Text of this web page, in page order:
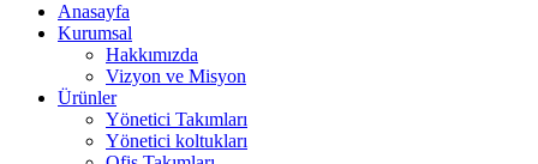
Anasayfa
Kurumsal
Hakkımızda
Vizyon ve Misyon
Ürünler
Yönetici Takımları
Yönetici koltukları